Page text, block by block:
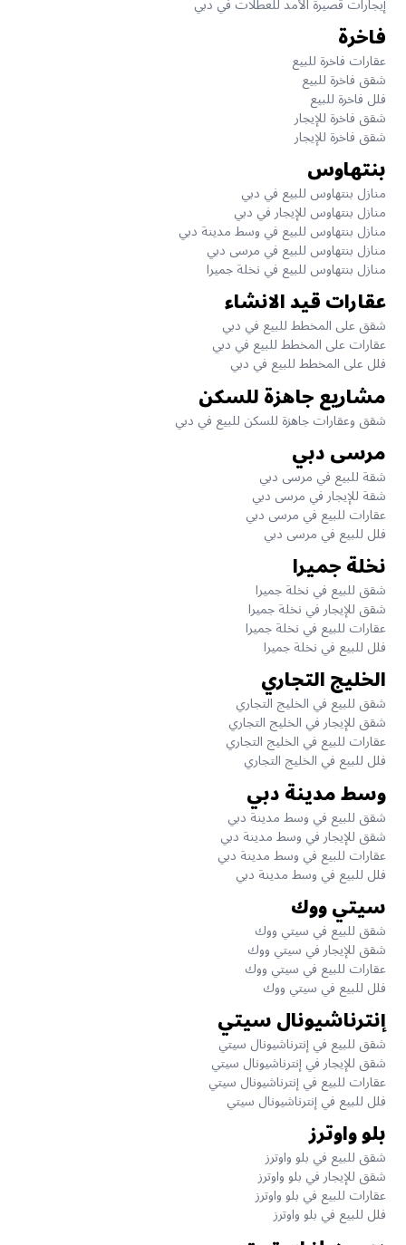
فاخرة
عقارات فاخرة للبيع
شقق فاخرة للبيع
فلل فاخرة للبيع
شقق فاخرة للإيجار
شقق فاخرة للإيجار
بنتهاوس
منازل بنتهاوس للبيع في دبي
منازل بنتهاوس للإيجار في دبي
منازل بنتهاوس للبيع في وسط مدينة دبي
منازل بنتهاوس للبيع في مرسى دبي
منازل بنتهاوس للبيع في نخلة جميرا
عقارات قيد الانشاء
شقق على المخطط للبيع في دبي
عقارات على المخطط للبيع في دبي
فلل على المخطط للبيع في دبي
مشاريع جاهزة للسكن
شقق وعقارات جاهزة للسكن للبيع في دبي
مرسى دبي
شقة للبيع في مرسى دبي
شقة للإيجار في مرسى دبي
عقارات للبيع في مرسى دبي
فلل للبيع في مرسى دبي
نخلة جميرا
شقق للبيع في نخلة جميرا
شقق للإيجار في نخلة جميرا
عقارات للبيع في نخلة جميرا
فلل للبيع في نخلة جميرا
الخليج التجاري
شقق للبيع في الخليج التجاري
شقق للإيجار في الخليج التجاري
عقارات للبيع في الخليج التجاري
فلل للبيع في الخليج التجاري
وسط مدينة دبي
شقق للبيع في وسط مدينة دبي
شقق للإيجار في وسط مدينة دبي
عقارات للبيع في وسط مدينة دبي
فلل للبيع في وسط مدينة دبي
سيتي ووك
شقق للبيع في سيتي ووك
شقق للإيجار في سيتي ووك
عقارات للبيع في سيتي ووك
فلل للبيع في سيتي ووك
إنترناشيونال سيتي
شقق للبيع في إنترناشيونال سيتي
شقق للإيجار في إنترناشيونال سيتي
عقارات للبيع في إنترناشيونال سيتي
فلل للبيع في إنترناشيونال سيتي
بلو واوترز
شقق للبيع في بلو واوترز
شقق للإيجار في بلو واوترز
عقارات للبيع في بلو واوترز
فلل للبيع في بلو واوترز